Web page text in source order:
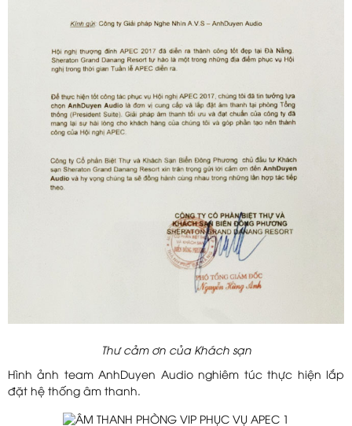
Thư cảm ơn của Khách sạn
Hình ảnh team AnhDuyen Audio nghiêm túc thực hiện lắp
đặt hệ thống âm thanh.